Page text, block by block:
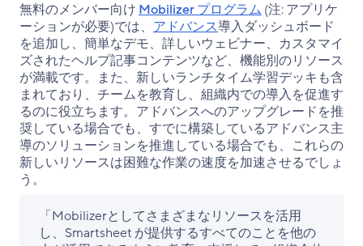
無料のメンバー向け Mobilizer プログラム (注: アプリケ
ーションが必要)では、 アドバンス導入ダッシュボード
を追加し、簡単なデモ、詳しいウェビナー、カスタマイ
ズされたヘルプ記事コンテンツなど、機能別のリソース
が満載です。また、新しいランチタイム学習デッキも含
まれており、チームを教育し、組織内での導入を促進す
るのに役立ちます。アドバンスへのアップグレードを推
奨している場合でも、すでに構築しているアドバンス主
導のソリューションを推進している場合でも、これらの
新しいリソースは困難な作業の速度を加速させるでしょ
う。
「Mobilizerとしてさまざまなリソースを活用
し、Smartsheet が提供するすべてのことを他の